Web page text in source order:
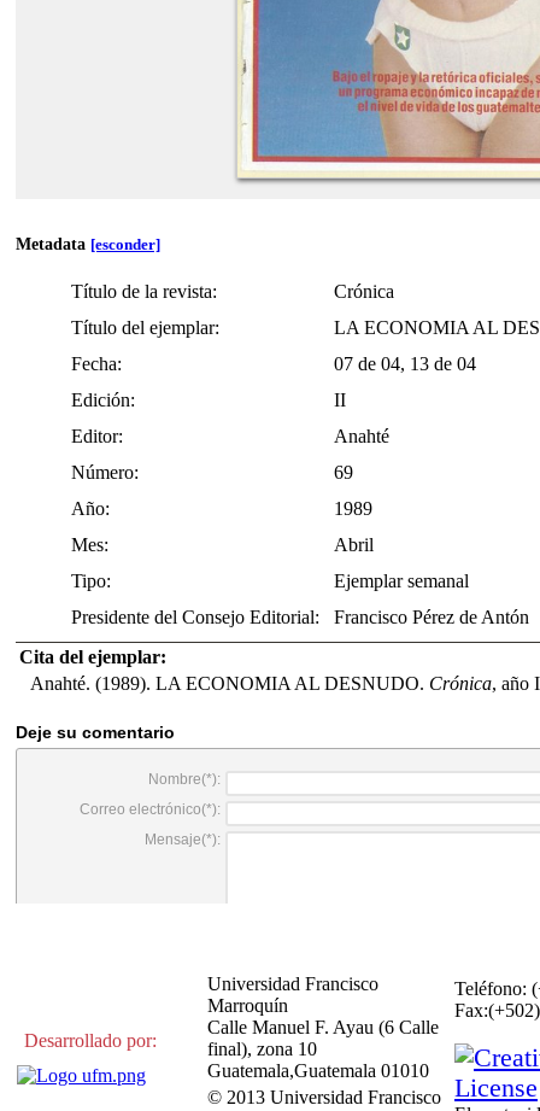
Metadata [esconder]
Título de la revista:
Crónica
Título del ejemplar:
LA ECONOMIA AL
Fecha:
07 de 04, 13 de 04
Edición:
II
Editor:
Anahté
Número:
69
Año:
1989
Mes:
Abril
Tipo:
Ejemplar semanal
Presidente del Consejo Editorial:
Francisco Pérez de Antón
Cita del ejemplar:
Anahté. (1989). LA ECONOMIA AL DESNUDO. Crónica, año
Desarrollado por:
Universidad Francisco
Marroquín
Calle Manuel F. Ayau (6 Calle
final), zona 10
Guatemala,Guatemala 01010
Teléfono:
© 2013 Universidad Francisco